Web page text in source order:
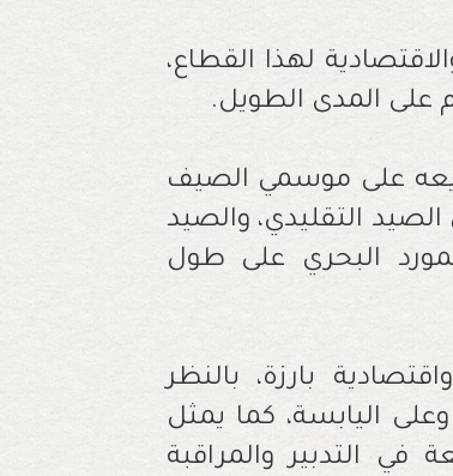
لهذا القطاع،
المدى الطويل.
على موسمي الصيف
في الصيد التقليدي، والصيد
البحري على طول
بارزة، بالنظر
اليابسة، كما يمثل
في التدبير والمراقبة